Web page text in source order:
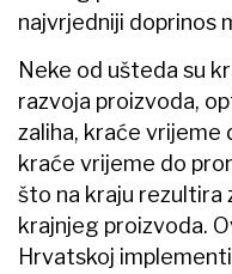
najvrjedniji doprinos
Neke od ušteda su
razvoja proizvoda,
zaliha, kraće vrijeme
kraće vrijeme do
što na kraju rezultira
krajnjeg proizvoda.
Hrvatskoj